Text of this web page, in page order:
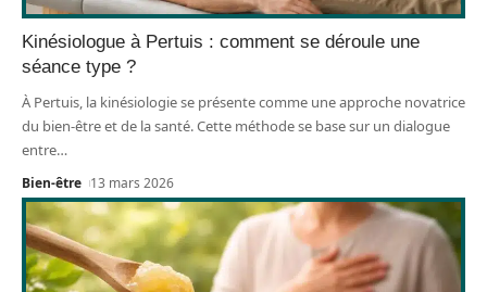
Kinésiologue à Pertuis : comment se déroule une
séance type ?
À Pertuis, la kinésiologie se présente comme une approche novatrice
du bien-être et de la santé. Cette méthode se base sur un dialogue
entre…
Bien-être 13 mars 2026